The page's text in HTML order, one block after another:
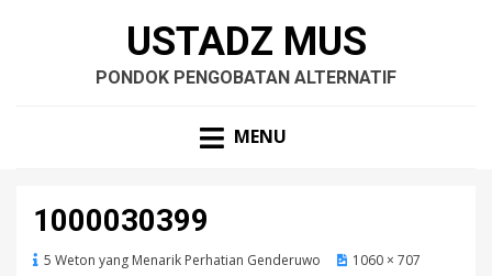
USTADZ MUS
PONDOK PENGOBATAN ALTERNATIF
MENU
1000030399
5 Weton yang Menarik Perhatian Genderuwo 1060 × 707